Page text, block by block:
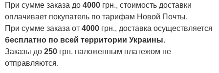
При сумме заказа до 4000 грн., стоимость доставки
оплачивает покупатель по тарифам Новой Почты.
При сумме заказа от 4000 грн., доставка осуществляется
бесплатно по всей территории Украины.
Заказы до 250 грн. наложенным платежом не
отправляются.